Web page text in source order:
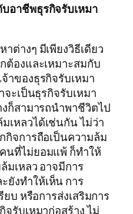
อาชีพธุรกิจรับเหมา
ต่างๆ มีเพียงวิธีเดียว
ต้องและเหมาะสมกับ
าของธุรกิจรับเหมา
จะเป็นธุรกิจรับเหมา
ก็สามารถนำพาชีวิตไป
เหลวได้เช่นกัน ไม่ว่า
กิจการถือเป็นความล้ม
นที่ไม่ยอมแพ้ ก็ทำให้
มเหลว อาจมีการ
ยังทำให้เห็น การ
ยบ หรือการส่งเสริมการ
รับเหมาก่อสร้าง ไม่